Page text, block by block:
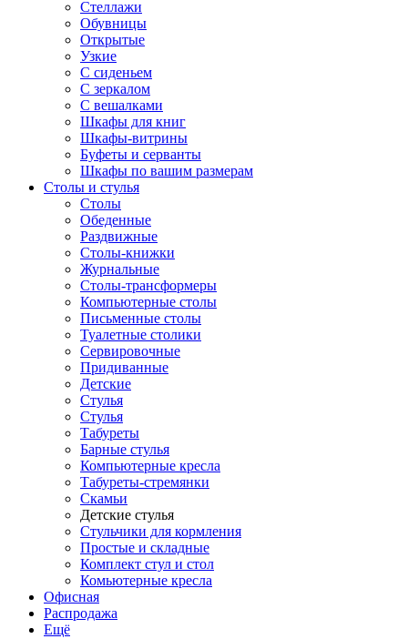
Стеллажи
Обувницы
Открытые
Узкие
С сиденьем
С зеркалом
С вешалками
Шкафы для книг
Шкафы-витрины
Буфеты и серванты
Шкафы по вашим размерам
Столы и стулья
Столы
Обеденные
Раздвижные
Столы-книжки
Журнальные
Столы-трансформеры
Компьютерные столы
Письменные столы
Туалетные столики
Сервировочные
Придиванные
Детские
Стулья
Стулья
Табуреты
Барные стулья
Компьютерные кресла
Табуреты-стремянки
Скамьи
Детские стулья
Стульчики для кормления
Простые и складные
Комплект стул и стол
Комьютерные кресла
Офисная
Распродажа
Eщё